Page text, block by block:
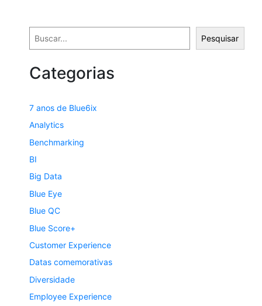
Pesquisar
Categorias
7 anos de Blue6ix
Analytics
Benchmarking
BI
Big Data
Blue Eye
Blue QC
Blue Score+
Customer Experience
Datas comemorativas
Diversidade
Employee Experience